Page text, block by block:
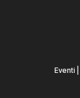
Eventi